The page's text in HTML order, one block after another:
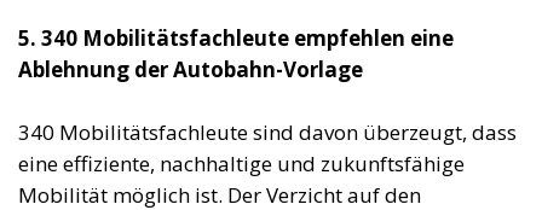
5. 340 Mobilitätsfachleute empfehlen eine
Ablehnung der Autobahn-Vorlage
340 Mobilitätsfachleute sind davon überzeugt, dass
eine effiziente, nachhaltige und zukunftsfähige
Mobilität möglich ist. Der Verzicht auf den